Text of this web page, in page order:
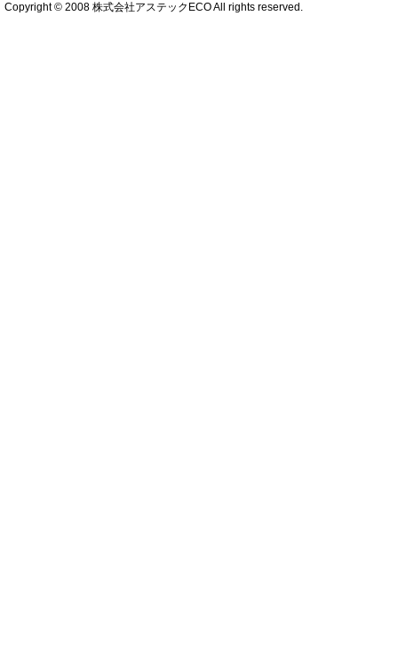
Copyright © 2008 株式会社アステックECO All rights reserved.